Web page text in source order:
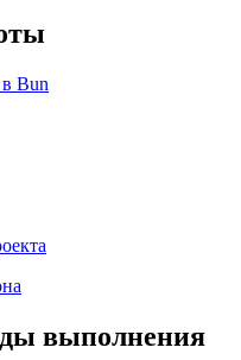
Bun
выполнения